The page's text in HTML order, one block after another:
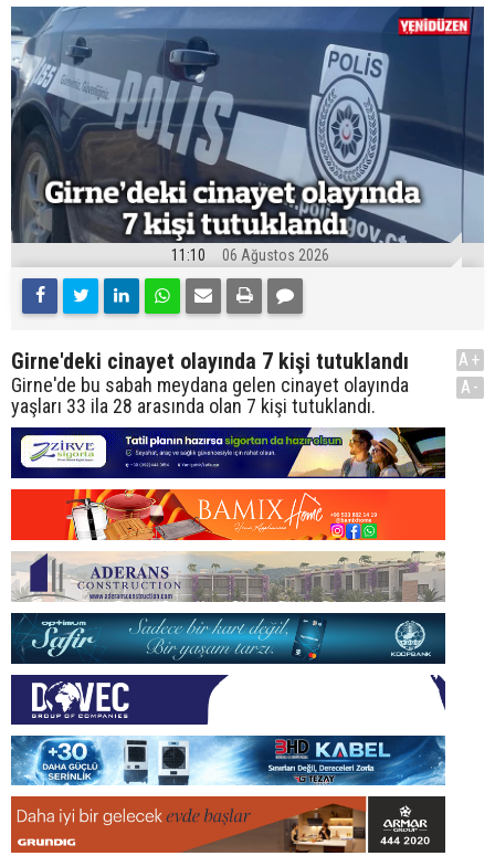
11:10 06 Ağustos 2026
Girne'deki cinayet olayında 7 kişi tutuklandı
Girne'de bu sabah meydana gelen cinayet olayında
yaşları 33 ila 28 arasında olan 7 kişi tutuklandı.
A+
A-